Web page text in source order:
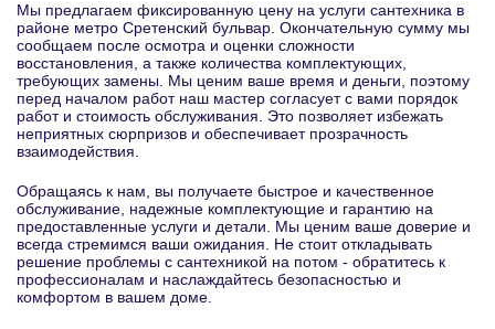
Мы предлагаем фиксированную цену на услуги сантехника в
районе метро Сретенский бульвар. Окончательную сумму мы
сообщаем после осмотра и оценки сложности
восстановления, а также количества комплектующих,
требующих замены. Мы ценим ваше время и деньги, поэтому
перед началом работ наш мастер согласует с вами порядок
работ и стоимость обслуживания. Это позволяет избежать
неприятных сюрпризов и обеспечивает прозрачность
взаимодействия.
Обращаясь к нам, вы получаете быстрое и качественное
обслуживание, надежные комплектующие и гарантию на
предоставленные услуги и детали. Мы ценим ваше доверие и
всегда стремимся ваши ожидания. Не стоит откладывать
решение проблемы с сантехникой на потом - обратитесь к
профессионалам и наслаждайтесь безопасностью и
комфортом в вашем доме.